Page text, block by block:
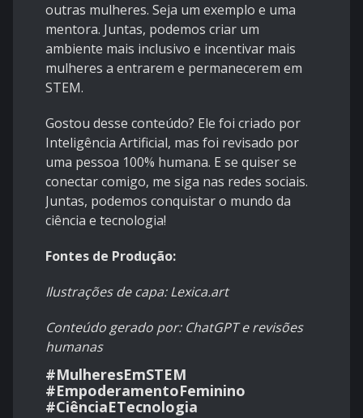
outras mulheres. Seja um exemplo e uma
mentora. Juntas, podemos criar um
ambiente mais inclusivo e incentivar mais
mulheres a entrarem e permanecerem em
STEM.
Gostou desse conteúdo? Ele foi criado por
Inteligência Artificial, mas foi revisado por
uma pessoa 100% humana. E se quiser se
conectar comigo, me siga nas redes sociais.
Juntas, podemos conquistar o mundo da
ciência e tecnologia!
Fontes de Produção:
Ilustrações de capa: Lexica.art
Conteúdo gerado por: ChatGPT e revisões
humanas
#MulheresEmSTEM
#EmpoderamentoFeminino
#CiênciaETecnologia